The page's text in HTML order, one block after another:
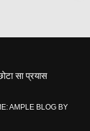
सा प्रयास
AMPLE BLOG BY